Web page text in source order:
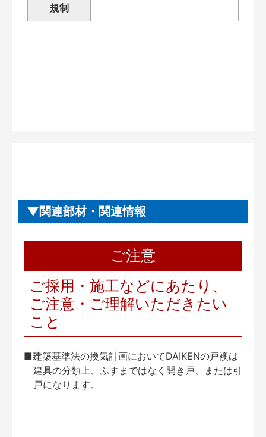
規制
関連部材・関連情報
ご注意
ご採用・施工などにあたり、
ご注意・ご理解いただきたい
こと
■建築基準法の換気計画においてDAIKENの戸襖は
建具の分類上、ふすまではなく開き戸、または引
戸になります。